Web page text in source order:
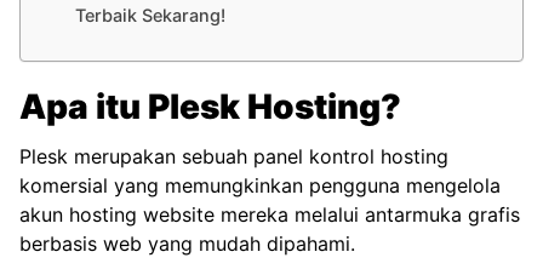
Terbaik Sekarang!
Apa itu Plesk Hosting?
Plesk merupakan sebuah panel kontrol hosting
komersial yang memungkinkan pengguna mengelola
akun hosting website mereka melalui antarmuka grafis
berbasis web yang mudah dipahami.